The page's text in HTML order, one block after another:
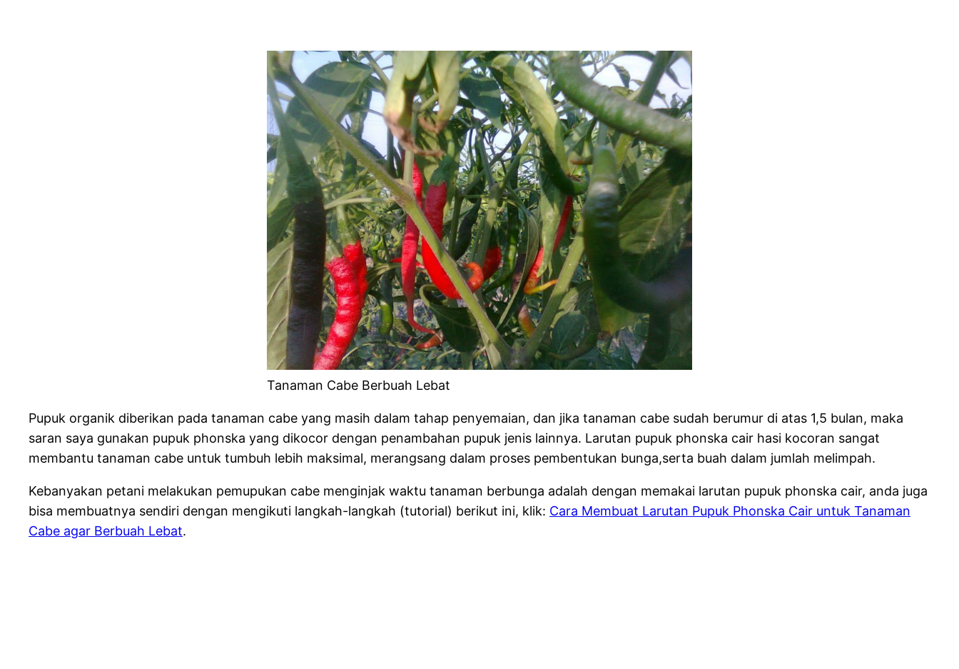
Tanaman Cabe Berbuah Lebat
Pupuk organik diberikan pada tanaman cabe yang masih dalam tahap penyemaian, dan jika tanaman cabe sudah berumur di atas 1,5 bulan, maka
saran saya gunakan pupuk phonska yang dikocor dengan penambahan pupuk jenis lainnya. Larutan pupuk phonska cair hasi kocoran sangat
membantu tanaman cabe untuk tumbuh lebih maksimal, merangsang dalam proses pembentukan bunga,serta buah dalam jumlah melimpah.
Kebanyakan petani melakukan pemupukan cabe menginjak waktu tanaman berbunga adalah dengan memakai larutan pupuk phonska cair, anda juga
bisa membuatnya sendiri dengan mengikuti langkah-langkah (tutorial) berikut ini, klik: Cara Membuat Larutan Pupuk Phonska Cair untuk Tanaman
Cabe agar Berbuah Lebat.